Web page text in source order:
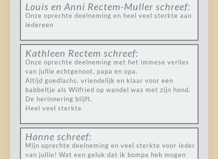
Louis en Anni Rectem-Muller schreef:
Onze oprechte deelneming en heel veel sterkte aan
iedereen
Kathleen Rectem schreef:
Onze oprechte deelneming met het immese verlies
van jullie echtgenoot, papa en opa.
Altijd goedlachs, vriendelijk en klaar voor een
babbeltje als Wilfried op wandel was met zijn hond.
De herinnering blijft.
Heel veel sterkte
Hanne schreef:
Mijn oprechte deelneming en veel sterkte voor ieder
van jullie! Wat een geluk dat ik bompa heb mogen